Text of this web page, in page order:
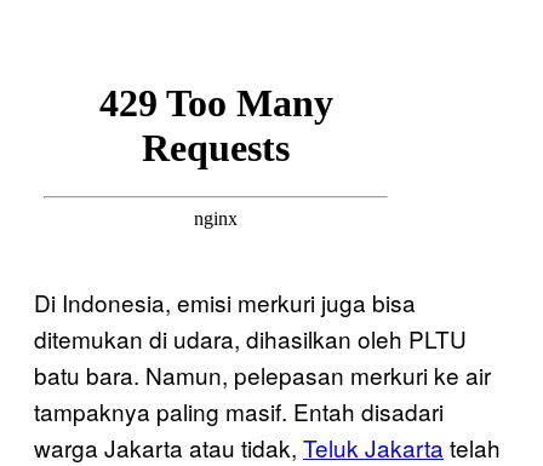
Di Indonesia, emisi merkuri juga bisa
ditemukan di udara, dihasilkan oleh PLTU
batu bara. Namun, pelepasan merkuri ke air
tampaknya paling masif. Entah disadari
warga Jakarta atau tidak, Teluk Jakarta telah